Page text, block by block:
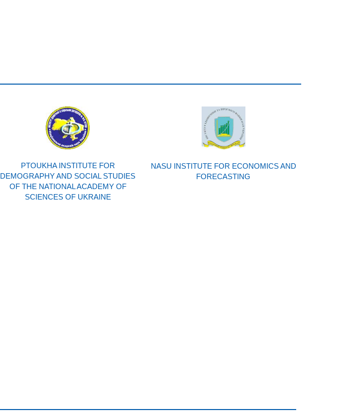
PTOUKHA INSTITUTE FOR
DEMOGRAPHY AND SOCIAL STUDIES
OF THE NATIONAL ACADEMY OF
SCIENCES OF UKRAINE
NASU INSTITUTE FOR ECONOMICS AND
FORECASTING